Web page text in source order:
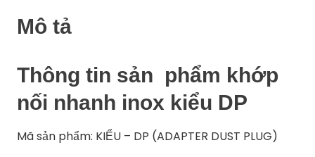
Mô tả
Thông tin sản phẩm khớp
nối nhanh inox kiểu DP
Mã sản phẩm: KIỂU – DP (ADAPTER DUST PLUG)